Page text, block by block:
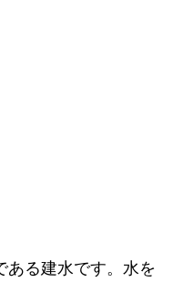
ある建水です。水を